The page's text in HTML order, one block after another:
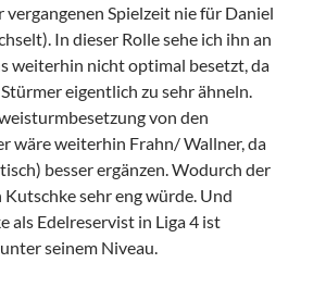
vergangenen Spielzeit nie für Daniel
In dieser Rolle sehe ich ihn an
weiterhin nicht optimal besetzt, da
eigentlich zu sehr ähneln.
von den
wäre weiterhin Frahn/ Wallner, da
besser ergänzen. Wodurch der
Kutschke sehr eng würde. Und
als Edelreservist in Liga 4 ist
seinem Niveau.